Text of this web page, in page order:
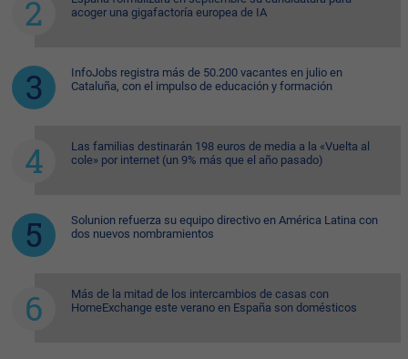
acoger una gigafactoría europea de IA
InfoJobs registra más de 50.200 vacantes en julio en
Cataluña, con el impulso de educación y formación
Las familias destinarán 198 euros de media a la «Vuelta al
cole» por internet (un 9% más que el año pasado)
Solunion refuerza su equipo directivo en América Latina con
dos nuevos nombramientos
Más de la mitad de los intercambios de casas con
HomeExchange este verano en España son domésticos